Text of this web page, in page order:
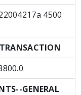
4500
GENERAL